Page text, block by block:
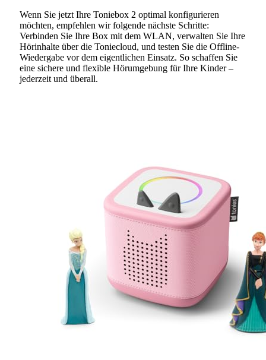
Wenn Sie jetzt Ihre Toniebox 2 optimal konfigurieren
möchten, empfehlen wir folgende nächste Schritte:
Verbinden Sie Ihre Box mit dem WLAN, verwalten Sie Ihre
Hörinhalte über die Toniecloud, und testen Sie die Offline-
Wiedergabe vor dem eigentlichen Einsatz. So schaffen Sie
eine sichere und flexible Hörumgebung für Ihre Kinder –
jederzeit und überall.